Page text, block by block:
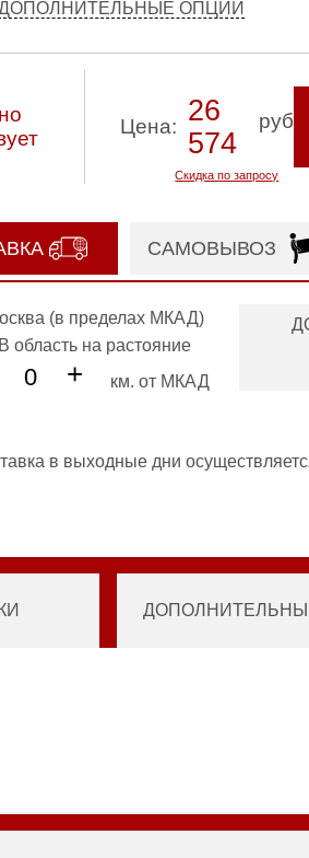
ОПЦИИ
Цена: 26
574
Скидка по запросу
руб
САМОВЫВОЗ
(в пределах МКАД)
В область на растояние
+ км. от МКАД
в выходные дни